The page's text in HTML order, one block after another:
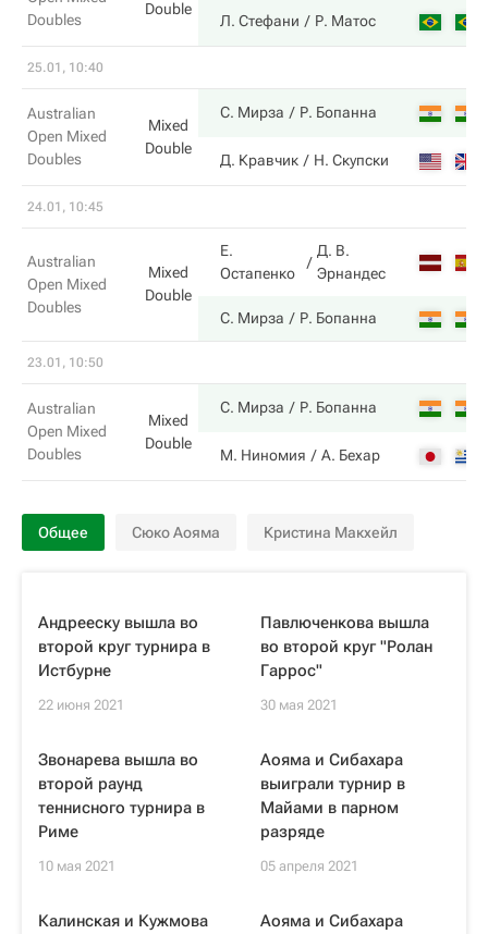
Doubles
Double
Л. Стефани Р. Матос
25.01, 10:40
Australian
Open Mixed
Doubles
Mixed
Double
С. Мирза Р. Бопанна
Д. Кравчик Н. Скупски
24.01, 10:45
Australian
Open Mixed
Doubles
Mixed
Double
Е.
Остапенко
Д. В.
Эрнандес
С. Мирза Р. Бопанна
23.01, 10:50
Australian
Open Mixed
Doubles
Mixed
Double
С. Мирза Р. Бопанна
М. Ниномия А. Бехар
Общее Сюко Аояма Кристина Макхейл
Андрееску вышла во
второй круг турнира в
Истбурне
22 июня 2021
Павлюченкова вышла
во второй круг "Ролан
Гаррос"
30 мая 2021
Звонарева вышла во
второй раунд
теннисного турнира в
Риме
10 мая 2021
Аояма и Сибахара
выиграли турнир в
Майами в парном
разряде
05 апреля 2021
Калинская и Кужмова
Аояма и Сибахара